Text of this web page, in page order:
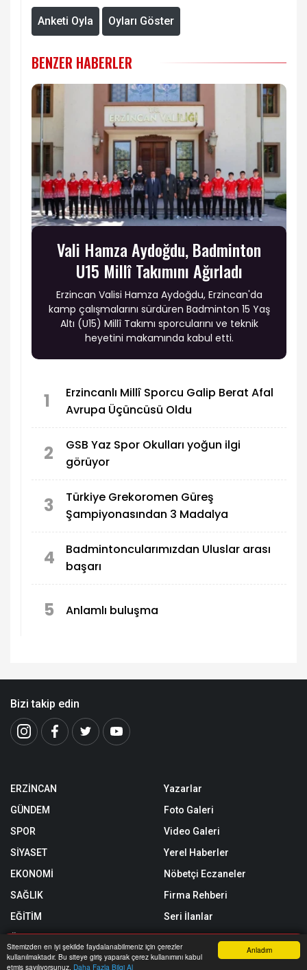
Anladım
Sitemizden en iyi şekilde faydalanabilmeniz için çerezler
kullanılmaktadır. Bu siteye giriş yaparak çerez kullanımını kabul
etmiş sayılıyorsunuz. Daha Fazla Bilgi Al
Anketi Oyla Oyları Göster
BENZER HABERLER
Vali Hamza Aydoğdu, Badminton
U15 Millî Takımını Ağırladı
Erzincan Valisi Hamza Aydoğdu, Erzincan'da
kamp çalışmalarını sürdüren Badminton 15 Yaş
Altı (U15) Millî Takımı sporcularını ve teknik
heyetini makamında kabul etti.
1
Erzincanlı Millî Sporcu Galip Berat Afal
Avrupa Üçüncüsü Oldu
2
GSB Yaz Spor Okulları yoğun ilgi
görüyor
3
Türkiye Grekoromen Güreş
Şampiyonasından 3 Madalya
4
Badmintoncularımızdan Uluslar arası
başarı
5 Anlamlı buluşma
Bizi takip edin
ERZİNCAN
GÜNDEM
SPOR
SİYASET
EKONOMİ
SAĞLIK
EĞİTİM
ÖZEL HABER
SİZİNLE BAŞBAŞA
Yazarlar
Foto Galeri
Video Galeri
Yerel Haberler
Nöbetçi Eczaneler
Firma Rehberi
Seri İlanlar
Anasayfa Yazarlar Haber Ara İhbar Hattı Menu